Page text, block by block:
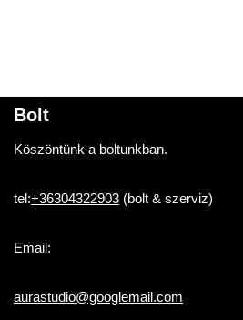
Bolt
Köszöntünk a boltunkban.
tel:+36304322903 (bolt & szerviz)
Email:
aurastudio@googlemail.com